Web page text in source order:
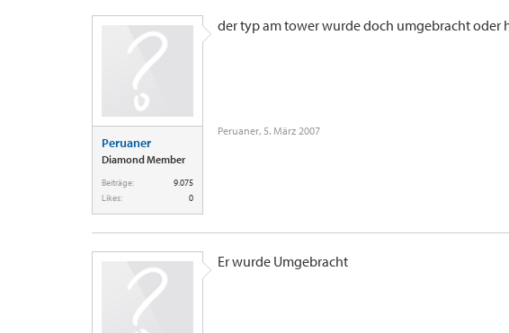
Peruaner
Diamond Member
Beiträge:
9.075
Likes:
0
der typ am tower wurde doch umgebracht oder
Peruaner, 5. März 2007
Er wurde Umgebracht